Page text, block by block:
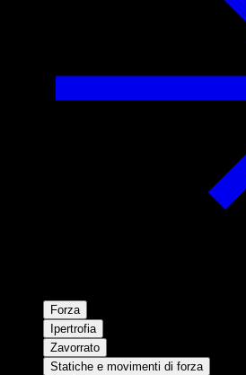
Forza
Ipertrofia
Zavorrato
Statiche e movimenti di forza